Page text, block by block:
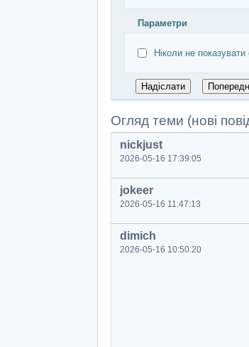
Параметри
Ніколи не
Огляд теми (нові
nickjust
2026-05-16 17:39:05
jokeer
2026-05-16 11:47:13
dimich
2026-05-16 10:50:20